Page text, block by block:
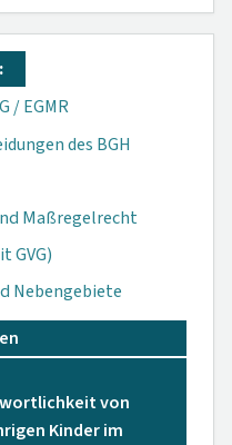
/ EGMR
des BGH
Maßregelrecht
GVG)
Nebengebiete
von
Kinder im